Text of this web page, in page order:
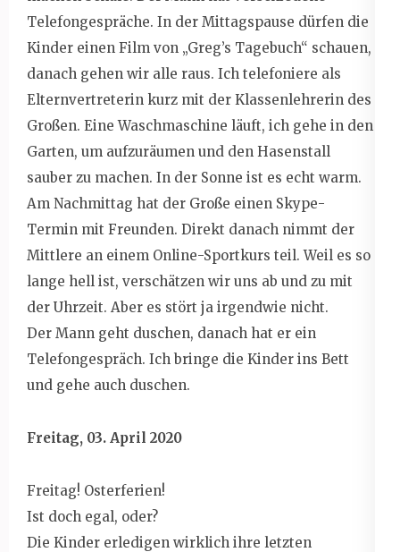
Telefongespräche. In der Mittagspause dürfen die
Kinder einen Film von „Greg’s Tagebuch“ schauen,
danach gehen wir alle raus. Ich telefoniere als
Elternvertreterin kurz mit der Klassenlehrerin des
Großen. Eine Waschmaschine läuft, ich gehe in den
Garten, um aufzuräumen und den Hasenstall
sauber zu machen. In der Sonne ist es echt warm.
Am Nachmittag hat der Große einen Skype-
Termin mit Freunden. Direkt danach nimmt der
Mittlere an einem Online-Sportkurs teil. Weil es so
lange hell ist, verschätzen wir uns ab und zu mit
der Uhrzeit. Aber es stört ja irgendwie nicht.
Der Mann geht duschen, danach hat er ein
Telefongespräch. Ich bringe die Kinder ins Bett
und gehe auch duschen.
Freitag, 03. April 2020
Freitag! Osterferien!
Ist doch egal, oder?
Die Kinder erledigen wirklich ihre letzten